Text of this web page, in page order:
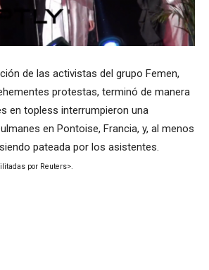
de las activistas del grupo Femen,
protestas, terminó de manera
en topless interrumpieron una
en Pontoise, Francia, y, al menos
pateada por los asistentes.
por Reuters>.